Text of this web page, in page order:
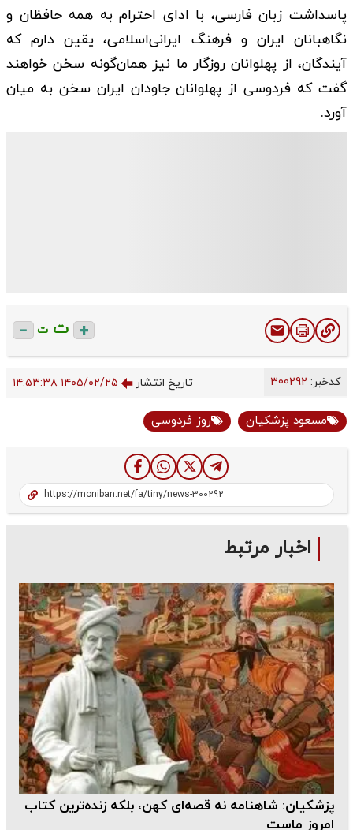
پاسداشت زبان فارسی، با ادای احترام به همه حافظان و
نگاهبانان ایران و فرهنگ ایرانی‌اسلامی، یقین دارم که
آیندگان، از پهلوانان روزگار ما نیز همان‌گونه سخن خواهند
گفت که فردوسی از پهلوانان جاودان ایران سخن به میان
آورد.
ت ت
کدخبر: تاریخ انتشار ۱۴۰۵/۰۲/۲۵ ۱۴:۵۳:۳۸
مسعود پزشکیان روز فردوسی
اخبار مرتبط
پزشکیان: شاهنامه نه قصه‌ای کهن، بلکه زنده‌ترین کتاب
امروز ماست